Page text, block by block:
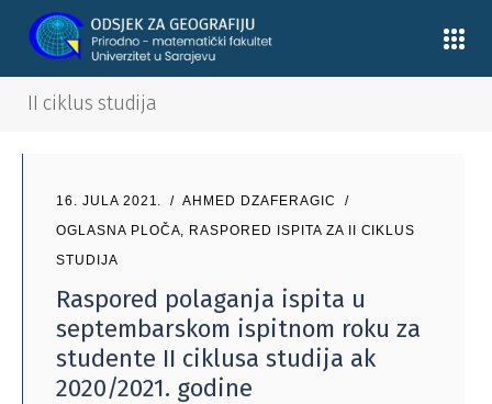
II ciklus studija
16. JULA 2021.
AHMED DZAFERAGIC
OGLASNA PLOČA, RASPORED ISPITA ZA II CIKLUS
STUDIJA
Raspored polaganja ispita u
septembarskom ispitnom roku za
studente II ciklusa studija ak
2020/2021. godine